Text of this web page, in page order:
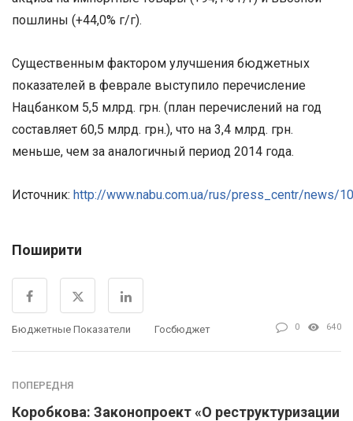
пошлины (+44,0% г/г).
Существенным фактором улучшения бюджетных
показателей в феврале выступило перечисление
Нацбанком 5,5 млрд. грн. (план перечислений на год
составляет 60,5 млрд. грн.), что на 3,4 млрд. грн.
меньше, чем за аналогичный период 2014 года.
Источник: http://www.nabu.com.ua/rus/press_centr/news/
Поширити
Бюджетные Показатели Госбюджет 0 640
ПОПЕРЕДНЯ
Коробкова: Законопроект «О реструктуризации